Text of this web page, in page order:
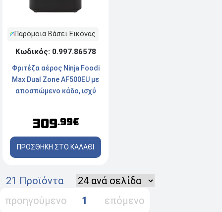
Παρόμοια Βάσει Εικόνας
Κωδικός: 0.997.86578
Φριτέζα αέρος Ninja Foodi
Max Dual Zone AF500EU με
αποσπώμενο κάδο, ισχύ
309.99€
ΠΡΟΣΘΗΚΗ ΣΤΟ ΚΑΛΑΘΙ
21 Προϊόντα
προηγούμενο
1 επόμενο